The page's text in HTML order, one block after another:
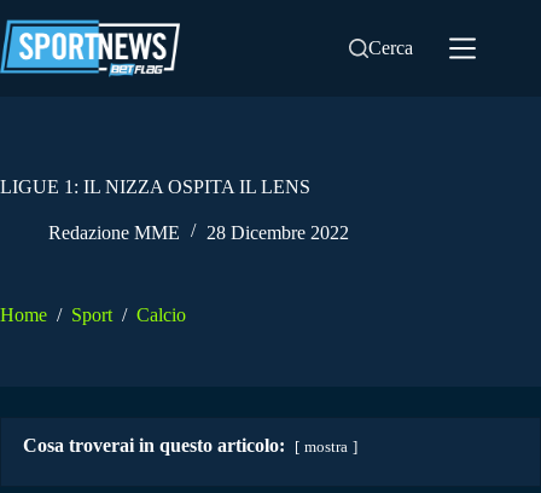
al
contenuto
Cerca
LIGUE 1: IL NIZZA OSPITA IL LENS
Redazione MME 28 Dicembre 2022
Home / Sport / Calcio
Cosa troverai in questo articolo: mostra